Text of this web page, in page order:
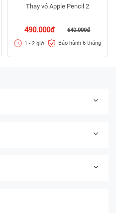
Thay vỏ Apple Pencil 2
490.000đ 640.000đ
1 - 2 giờ Bảo hành 6 tháng